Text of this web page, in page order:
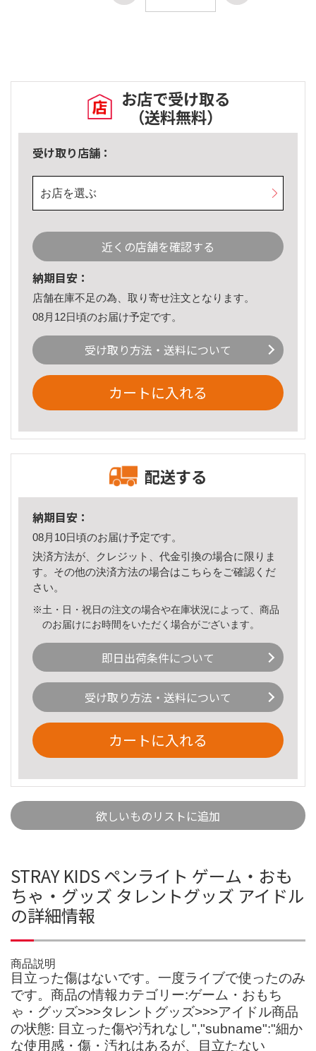
お店で受け取る
（送料無料）
受け取り店舗：
お店を選ぶ
近くの店舗を確認する
納期目安：
店舗在庫不足の為、取り寄せ注文となります。
08月12日頃のお届け予定です。
受け取り方法・送料について
カートに入れる
配送する
納期目安：
08月10日頃のお届け予定です。
決済方法が、クレジット、代金引換の場合に限りま
す。その他の決済方法の場合はこちら をご確認くだ
さい。
※土・日・祝日の注文の場合や在庫状況によって、商品
のお届けにお時間をいただく場合がございます。
即日出荷条件について
受け取り方法・送料について
カートに入れる
欲しいものリストに追加
STRAY KIDS ペンライト ゲーム・おも
ちゃ・グッズ タレントグッズ アイドル
の詳細情報
商品説明
目立った傷はないです。一度ライブで使ったのみ
です。商品の情報カテゴリー:ゲーム・おもち
ゃ・グッズ>>>タレントグッズ>>>アイドル商品
の状態: 目立った傷や汚れなし","subname":"細か
な使用感・傷・汚れはあるが、目立たない